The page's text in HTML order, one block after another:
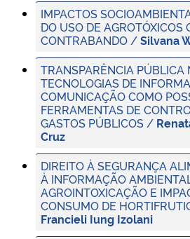
IMPACTOS
DO USO DE AGROTÓXICOS
CONTRABANDO /Silvana
TRANSPARÊNCIA PÚBLICA
TECNOLOGIAS DE
COMUNICAÇÃO COMO
FERRAMENTAS DE
GASTOS PÚBLICOS /
Cruz
DIREITO À SEGURANÇA
À INFORMAÇÃO
AGROINTOXICAÇÃO E
CONSUMO DE
Francieli Iung Izolani